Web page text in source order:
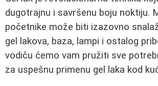
dugotrajnu i savršenu boju noktiju.
početnike može biti izazovno
gel lakova, baza, lampi i ostalog
vodiču ćemo vam pružiti sve
za uspešnu primenu gel laka kod